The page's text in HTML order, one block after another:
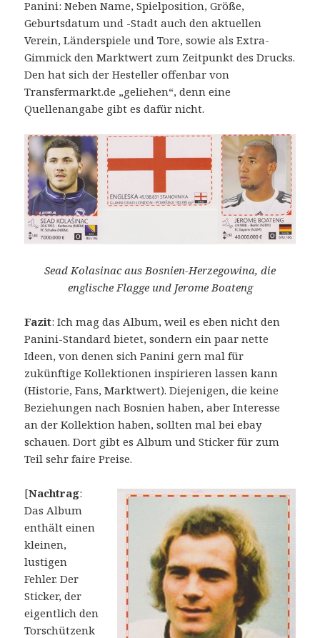
Panini: Neben Name, Spielposition, Größe,
Geburtsdatum und -Stadt auch den aktuellen
Verein, Länderspiele und Tore, sowie als Extra-
Gimmick den Marktwert zum Zeitpunkt des Drucks.
Den hat sich der Hesteller offenbar von
Transfermarkt.de „geliehen“, denn eine
Quellenangabe gibt es dafür nicht.
Sead Kolasinac aus Bosnien-Herzegowina, die
englische Flagge und Jerome Boateng
Fazit: Ich mag das Album, weil es eben nicht den
Panini-Standard bietet, sondern ein paar nette
Ideen, von denen sich Panini gern mal für
zukünftige Kollektionen inspirieren lassen kann
(Historie, Fans, Marktwert). Diejenigen, die keine
Beziehungen nach Bosnien haben, aber Interesse
an der Kollektion haben, sollten mal bei ebay
schauen. Dort gibt es Album und Sticker für zum
Teil sehr faire Preise.
[Nachtrag:
Das Album
enthält einen
kleinen,
lustigen
Fehler. Der
Sticker, der
eigentlich den
Torschützenk